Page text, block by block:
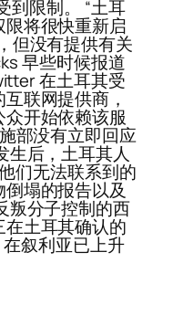
到限制。 “土耳
将很快重新启
但没有提供有关
早些时候报道
在土耳其受
联网提供商，
开始依赖该服
部没有立即回应
生后，土耳其人
们无法联系到的
塌的报告以及
叛分子控制的西
土耳其确认的
叙利亚已上升